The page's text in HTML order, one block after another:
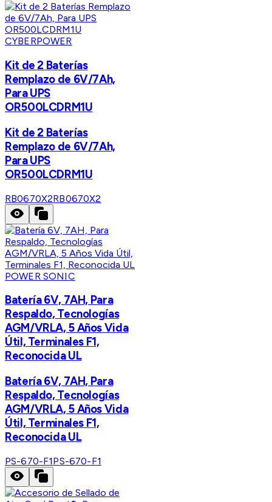
CYBERPOWER
Kit de 2 Baterías
Remplazo de 6V/7Ah,
Para UPS
OR500LCDRM1U
Kit de 2 Baterías
Remplazo de 6V/7Ah,
Para UPS
OR500LCDRM1U
RB0670X2RB0670X2
POWER SONIC
Batería 6V, 7AH, Para
Respaldo, Tecnologías
AGM/VRLA, 5 Años Vida
Útil, Terminales F1,
Reconocida UL
Batería 6V, 7AH, Para
Respaldo, Tecnologías
AGM/VRLA, 5 Años Vida
Útil, Terminales F1,
Reconocida UL
PS-670-F1PS-670-F1